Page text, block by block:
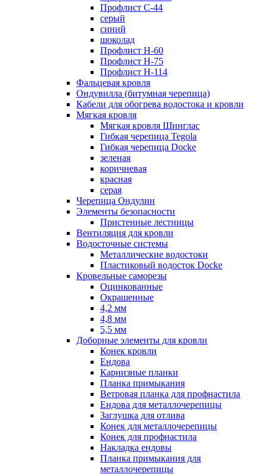
Профлист С-44
серый
синий
шоколад
Профлист Н-60
Профлист Н-75
Профлист H-114
Фальцевая кровля
Ондувилла (битумная черепица)
Кабели для обогрева водостока и кровли
Мягкая кровля
Мягкая кровля Шинглас
Гибкая черепица Tegola
Гибкая черепица Docke
зеленая
коричневая
красная
серая
Черепица Ондулин
Элементы безопасности
Пристенные лестницы
Вентиляция для кровли
Водосточные системы
Металлические водостоки
Пластиковый водосток Docke
Кровельные саморезы
Оцинкованные
Окрашенные
4,2 мм
4,8 мм
5,5 мм
Доборные элементы для кровли
Конек кровли
Ендова
Карнизные планки
Планка примыкания
Ветровая планка для профнастила
Ендова для металлочерепицы
Заглушка для отлива
Конек для металлочерепицы
Конек для профнастила
Накладка ендовы
Планка примыкания для
металлочерепицы